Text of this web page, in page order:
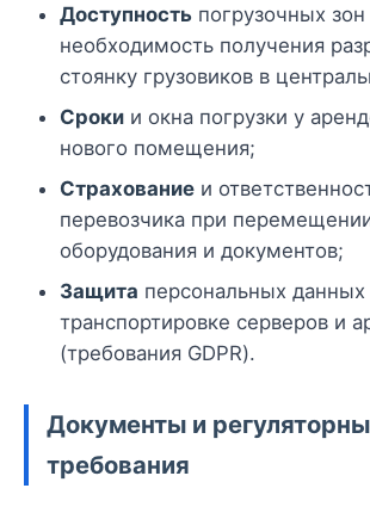
Доступность погрузочных зон
необходимость получения
стоянку грузовиков в
Сроки и окна погрузки у
нового помещения;
Страхование и
перевозчика при
оборудования и документов;
Защита персональных данных
транспортировке серверов и
(требования GDPR).
Документы и
требования